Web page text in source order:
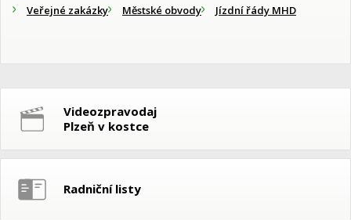
Veřejné zakázky
Městské obvody Jízdní řády MHD
Videozpravodaj
Plzeň v kostce
Radniční listy